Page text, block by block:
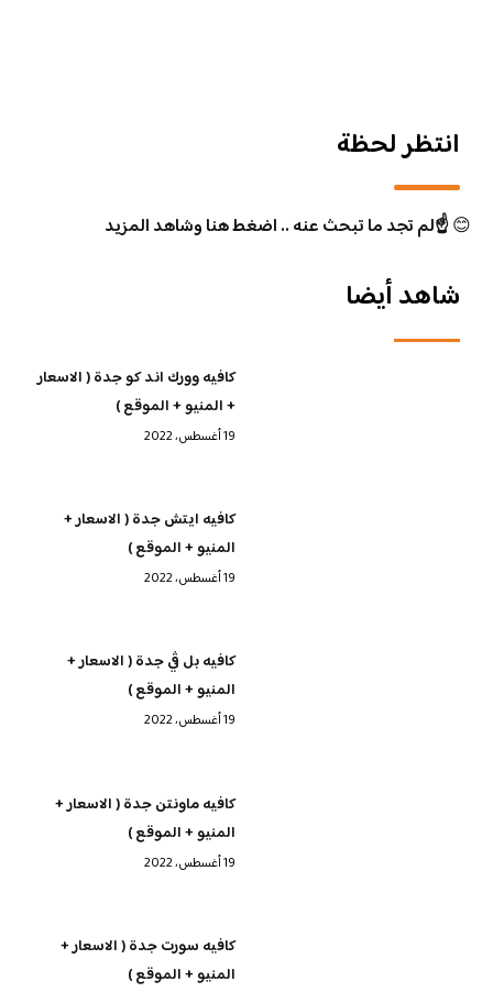
انتظر لحظة
😊☝️لم تجد ما تبحث عنه .. اضغط هنا وشاهد المزيد
شاهد أيضا
كافيه وورك اند كو جدة ( الاسعار
+ المنيو + الموقع )
19 أغسطس، 2022
كافيه ايتش جدة ( الاسعار +
المنيو + الموقع )
19 أغسطس، 2022
كافيه بل ڤي جدة ( الاسعار +
المنيو + الموقع )
19 أغسطس، 2022
كافيه ماونتن جدة ( الاسعار +
المنيو + الموقع )
19 أغسطس، 2022
كافيه سورت جدة ( الاسعار +
المنيو + الموقع )